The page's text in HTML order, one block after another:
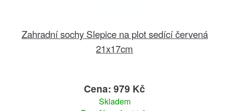
Zahradní sochy Slepice na plot sedící červená
21x17cm
Cena: 979 Kč
Skladem